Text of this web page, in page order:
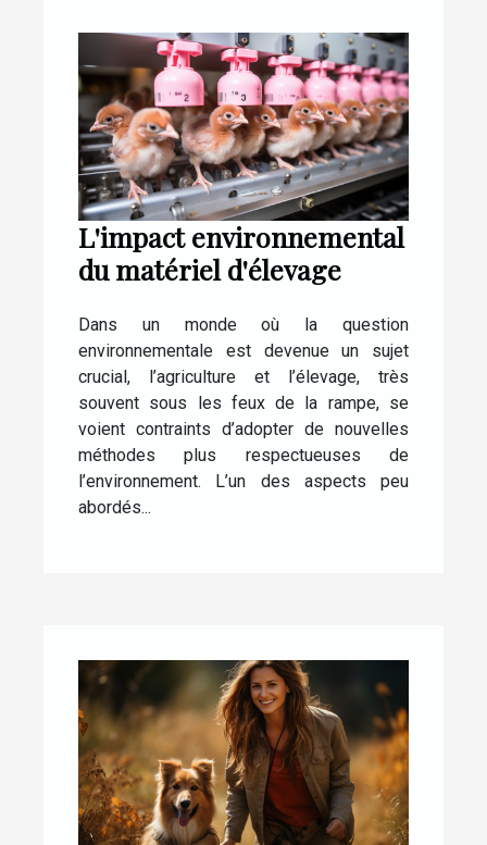
L'impact environnemental
du matériel d'élevage
Dans un monde où la question
environnementale est devenue un sujet
crucial, l’agriculture et l’élevage, très
souvent sous les feux de la rampe, se
voient contraints d’adopter de nouvelles
méthodes plus respectueuses de
l’environnement. L’un des aspects peu
abordés...